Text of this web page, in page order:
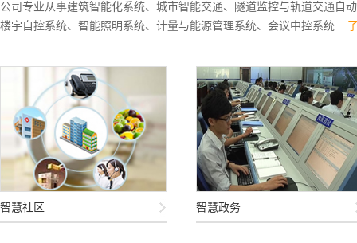
公司专业从事建筑智能化系统、城市智能交通、隧道监控与轨道交通自
楼宇自控系统、智能照明系统、计量与能源管理系统、会议中控系统...
智慧社区 智慧政务